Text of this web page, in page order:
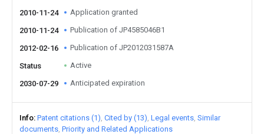
2010-11-24 Application granted
2010-11-24 Publication of JP4585046B1
2012-02-16 Publication of JP2012031587A
Status Active
2030-07-29 Anticipated expiration
Info Patent citations (1) Cited by (13) Legal events Similar
documents Priority and Related Applications